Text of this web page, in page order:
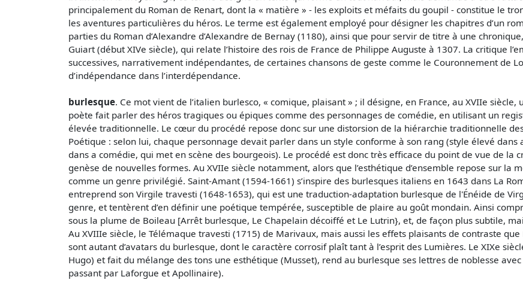
principalement du Roman de Renart, dont la « matière » - les exploits et méfaits du goupil - constitue le
les aventures particulières du héros. Le terme est également employé pour désigner les chapitres d’un
parties du Roman d’Alexandre d’Alexandre de Bernay (1180), ainsi que pour servir de titre à une
Guiart (début XIVe siècle), qui relate l’histoire des rois de France de Philippe Auguste à 1307. La critique
successives, narrativement indépendantes, de certaines chansons de geste comme le Couronnement de
d’indépendance dans l’interdépendance.
burlesque. Ce mot vient de l’italien burlesco, « comique, plaisant » ; il désigne, en France, au XVIIe
poète fait parler des héros tragiques ou épiques comme des personnages de comédie, en utilisant un
élevée traditionnelle. Le cœur du procédé repose donc sur une distorsion de la hiérarchie traditionnelle
Poétique : selon lui, chaque personnage devait parler dans un style conforme à son rang (style élevé
dans a comédie, qui met en scène des bourgeois). Le procédé est donc très efficace du point de vue de
genèse de nouvelles formes. Au XVIIe siècle notamment, alors que l’esthétique d’ensemble repose sur la
comme un genre privilégié. Saint-Amant (1594-1661) s’inspire des burlesques italiens en 1643 dans La
entreprend son Virgile travesti (1648-1653), qui est une traduction-adaptation burlesque de l'Énéide de
genre, et tentèrent d’en définir une poétique tempérée, susceptible de plaire au goût mondain. Ainsi
sous la plume de Boileau [Arrêt burlesque, Le Chapelain décoiffé et Le Lutrin}, et, de façon plus subtile,
Au XVIIIe siècle, le Télémaque travesti (1715) de Marivaux, mais aussi les effets plaisants de contraste
sont autant d’avatars du burlesque, dont le caractère corrosif plaît tant à l’esprit des Lumières. Le XIXe
Hugo) et fait du mélange des tons une esthétique (Musset), rend au burlesque ses lettres de noblesse
passant par Laforgue et Apollinaire).